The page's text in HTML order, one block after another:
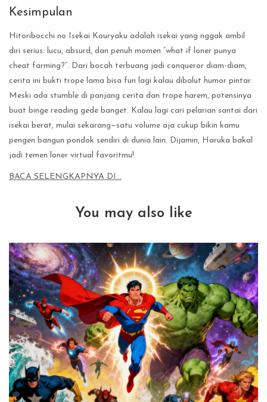
Kesimpulan
Hitoribocchi no Isekai Kouryaku adalah isekai yang nggak ambil
diri serius: lucu, absurd, dan penuh momen “what if loner punya
cheat farming?”. Dari bocah terbuang jadi conqueror diam-diam,
cerita ini bukti trope lama bisa fun lagi kalau dibalut humor pintar.
Meski ada stumble di panjang cerita dan trope harem, potensinya
buat binge reading gede banget. Kalau lagi cari pelarian santai dari
isekai berat, mulai sekarang—satu volume aja cukup bikin kamu
pengen bangun pondok sendiri di dunia lain. Dijamin, Haruka bakal
jadi temen loner virtual favoritmu!
BACA SELENGKAPNYA DI…
You may also like